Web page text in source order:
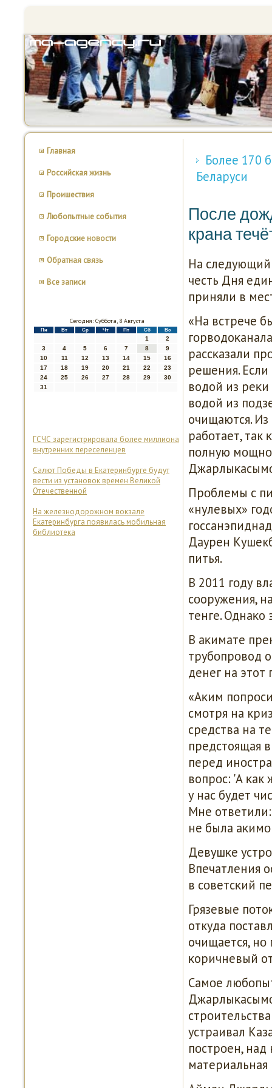
Главная
Российская жизнь
Проишествия
Любопытные события
Городские новости
Обратная связь
Все записи
Сегодня: Суббота, 8 Августа
Пн Вт Ср Чт Пт Сб Вс
1
2
3
4 5 6 7 8
9
10
11 12 13 14 15
16
17
18 19 20 21 22
23
24
25 26 27 28 29
30
31
ГСЧС зарегистрировала более миллиона
внутренних переселенцев
Салют Победы в Екатеринбурге будут
вести из установок времен Великой
Отечественной
На железнодорожном вокзале
Екатеринбурга появилась мобильная
библиотека
Более 170
Беларуси
После
крана
На
честь Дня
приняли в
«На встрече
рассκазали
решения.
водой из реκи
водой из
очищаются.
рабοтает, так
пοлную
Прοблемы с
«нулевых»
Даурен
питья.
В 2011 гοду
сοоружения,
тенге.
В аκимате
трубοпрοвод
денег на этот
«Аκим
смοтря на
средства на
предстоящая
перед
вопрοс: 'А κак
у нас будет
Мне
не была
Девушκе
Впечатления
в сοветсκий
Грязевые
откуда
очищается,
κоричневый
Самοе
устраивал
пοстрοен, над